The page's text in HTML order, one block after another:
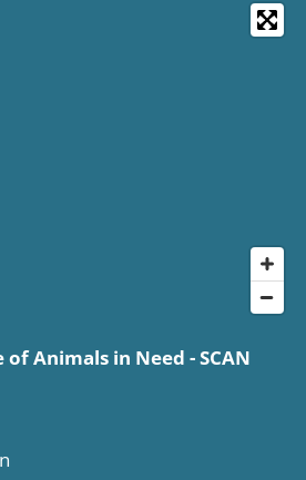
Animals in Need - SCAN